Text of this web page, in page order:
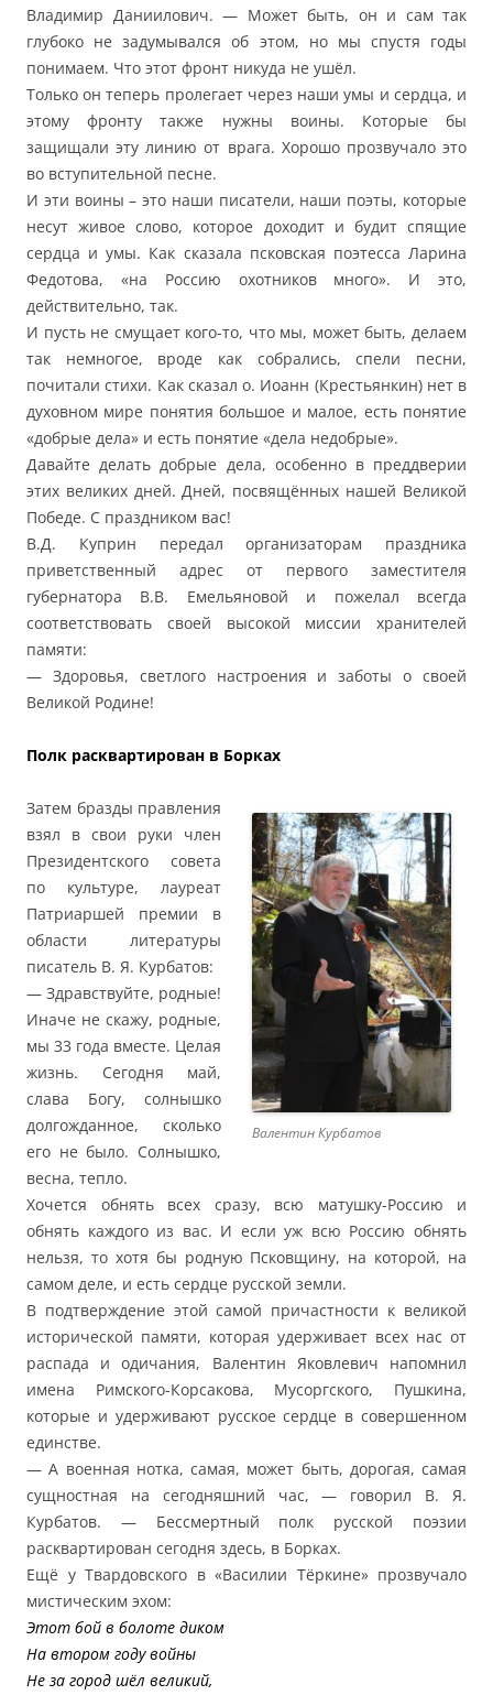
Владимир Даниилович. — Может быть, он и сам так
глубоко не задумывался об этом, но мы спустя годы
понимаем. Что этот фронт никуда не ушёл.
Только он теперь пролегает через наши умы и сердца, и
этому фронту также нужны воины. Которые бы
защищали эту линию от врага. Хорошо прозвучало это
во вступительной песне.
И эти воины – это наши писатели, наши поэты, которые
несут живое слово, которое доходит и будит спящие
сердца и умы. Как сказала псковская поэтесса Ларина
Федотова, «на Россию охотников много». И это,
действительно, так.
И пусть не смущает кого-то, что мы, может быть, делаем
так немногое, вроде как собрались, спели песни,
почитали стихи. Как сказал о. Иоанн (Крестьянкин) нет в
духовном мире понятия большое и малое, есть понятие
«добрые дела» и есть понятие «дела недобрые».
Давайте делать добрые дела, особенно в преддверии
этих великих дней. Дней, посвящённых нашей Великой
Победе. С праздником вас!
В.Д. Куприн передал организаторам праздника
приветственный адрес от первого заместителя
губернатора В.В. Емельяновой и пожелал всегда
соответствовать своей высокой миссии хранителей
памяти:
— Здоровья, светлого настроения и заботы о своей
Великой Родине!
Полк расквартирован в Борках
Валентин Курбатов
Затем бразды правления
взял в свои руки член
Президентского совета
по культуре, лауреат
Патриаршей премии в
области литературы
писатель В. Я. Курбатов:
— Здравствуйте, родные!
Иначе не скажу, родные,
мы 33 года вместе. Целая
жизнь. Сегодня май,
слава Богу, солнышко
долгожданное, сколько
его не было. Солнышко,
весна, тепло.
Хочется обнять всех сразу, всю матушку-Россию и
обнять каждого из вас. И если уж всю Россию обнять
нельзя, то хотя бы родную Псковщину, на которой, на
самом деле, и есть сердце русской земли.
В подтверждение этой самой причастности к великой
исторической памяти, которая удерживает всех нас от
распада и одичания, Валентин Яковлевич напомнил
имена Римского-Корсакова, Мусоргского, Пушкина,
которые и удерживают русское сердце в совершенном
единстве.
— А военная нотка, самая, может быть, дорогая, самая
сущностная на сегодняшний час, — говорил В. Я.
Курбатов. — Бессмертный полк русской поэзии
расквартирован сегодня здесь, в Борках.
Ещё у Твардовского в «Василии Тёркине» прозвучало
мистическим эхом:
Этот бой в болоте диком
На втором году войны
Не за город шёл великий,